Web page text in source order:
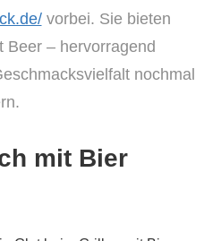
vorbei. Sie bieten
Beer – hervorragend
nochmal
mit Bier